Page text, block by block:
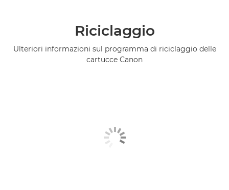
Riciclaggio
Ulteriori informazioni sul programma di riciclaggio delle
cartucce Canon